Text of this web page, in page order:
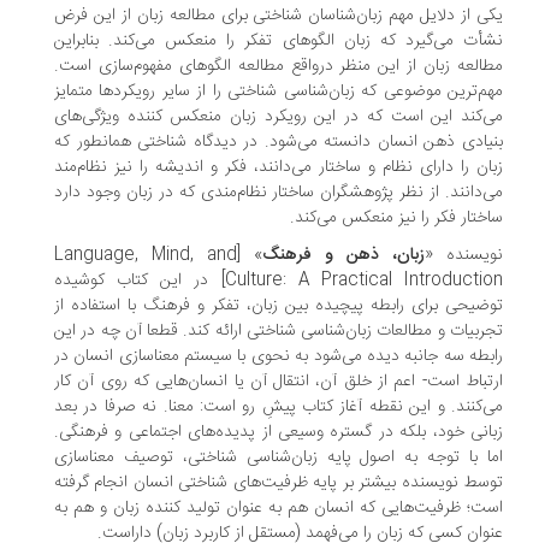
از دلایل مهم زبان‌شناسان شناختی برای مطالعه زبان از این فرض
می‌گیرد که زبان الگوهای تفکر را منعکس می‌کند. بنابراین
زبان از این منظر درواقع مطالعه الگوهای مفهوم‌سازی است.
موضوعی که زبان‌شناسی شناختی را از سایر رویکردها متمایز
این است که در این رویکرد زبان منعکس کننده ویژگی‌های
ذهن انسان دانسته می‌شود. در دیدگاه شناختی همانطور که
را دارای نظام و ساختار می‌دانند، فکر و اندیشه را نیز نظام‌مند
از نظر پژوهشگران ساختار نظام‌مندی که در زبان وجود دارد
فکر را نیز منعکس می‌کند.
«زبان، ذهن و فرهنگ
» [Language, Mind, and
Culture: A Practical Introduction] در این کتاب کوشیده
برای رابطه پیچیده بین زبان، تفکر و فرهنگ با استفاده از
و مطالعات زبان‌شناسی شناختی ارائه کند. قطعا آن چه در این
سه جانبه دیده می‌شود به نحوی با سیستم معناسازی انسان در
است- اعم از خلق آن، انتقال آن یا انسان‌هایی که روی آن کار
و این نقطه آغاز کتاب پیشِ رو است: معنا. نه صرفا در بعد
خود، بلکه در گستره وسیعی از پدیده‌های اجتماعی و فرهنگی.
با توجه به اصول پایه زبان‌شناسی شناختی، توصیف معناسازی
نویسنده بیشتر بر پایه ظرفیت‌های شناختی انسان انجام گرفته
ظرفیت‌هایی که انسان هم به عنوان تولید کننده زبان و هم به
کسی که زبان را می‌فهمد (مستقل از کاربرد زبان) داراست.